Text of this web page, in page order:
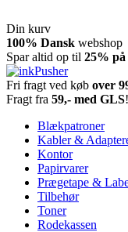
Din kurv
Spring
til
indhold
100% Dansk webshop
Spar altid op til 25%
inkPusher
Leverandør af
Fri fragt ved køb over
Fragt fra 59,- med GLS!
Blækpatroner
Kabler &
Kontor
Papirvarer
Prægetape &
Tilbehør
Toner
Rodekassen